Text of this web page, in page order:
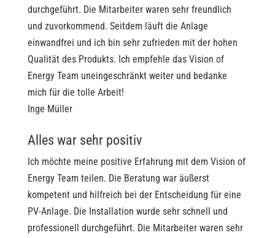
durchgeführt. Die Mitarbeiter waren sehr freundlich
und zuvorkommend. Seitdem läuft die Anlage
einwandfrei und ich bin sehr zufrieden mit der hohen
Qualität des Produkts. Ich empfehle das Vision of
Energy Team uneingeschränkt weiter und bedanke
mich für die tolle Arbeit!
Inge Müller
Alles war sehr positiv
Ich möchte meine positive Erfahrung mit dem Vision of
Energy Team teilen. Die Beratung war äußerst
kompetent und hilfreich bei der Entscheidung für eine
PV-Anlage. Die Installation wurde sehr schnell und
professionell durchgeführt. Die Mitarbeiter waren sehr